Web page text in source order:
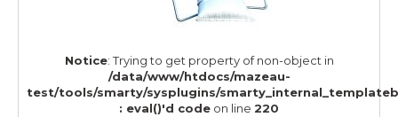
Notice: Trying to get property of non-object in
/data/www/htdocs/mazeau-
test/tools/smarty/sysplugins/
: eval()'d code on line 220